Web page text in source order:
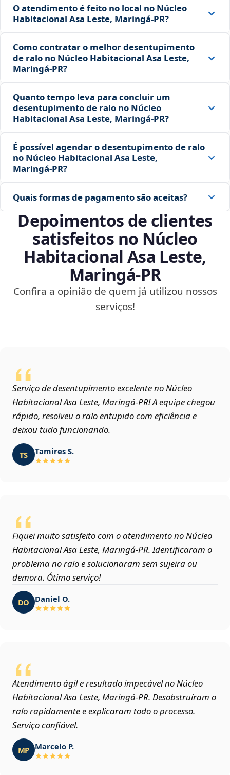
O atendimento é feito no local no Núcleo
Habitacional Asa Leste, Maringá‑PR?
Como contratar o melhor desentupimento
de ralo no Núcleo Habitacional Asa Leste,
Maringá‑PR?
Quanto tempo leva para concluir um
desentupimento de ralo no Núcleo
Habitacional Asa Leste, Maringá‑PR?
É possível agendar o desentupimento de ralo
no Núcleo Habitacional Asa Leste,
Maringá‑PR?
Quais formas de pagamento são aceitas?
Depoimentos de clientes
satisfeitos no Núcleo
Habitacional Asa Leste,
Maringá‑PR
Confira a opinião de quem já utilizou nossos
serviços!
Serviço de desentupimento excelente no Núcleo
Habitacional Asa Leste, Maringá‑PR! A equipe chegou
rápido, resolveu o ralo entupido com eficiência e
deixou tudo funcionando.
TS Tamires S.
Fiquei muito satisfeito com o atendimento no Núcleo
Habitacional Asa Leste, Maringá‑PR. Identificaram o
problema no ralo e solucionaram sem sujeira ou
demora. Ótimo serviço!
DO Daniel O.
Atendimento ágil e resultado impecável no Núcleo
Habitacional Asa Leste, Maringá‑PR. Desobstruíram o
ralo rapidamente e explicaram todo o processo.
Serviço confiável.
MP Marcelo P.